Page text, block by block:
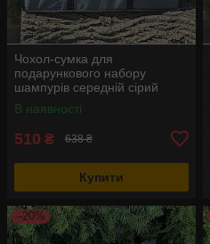
Чохол-сумка для
подарункового набору
шампурів середній сірий
В наявності
510 ₴ 638 ₴
Купити
–20%